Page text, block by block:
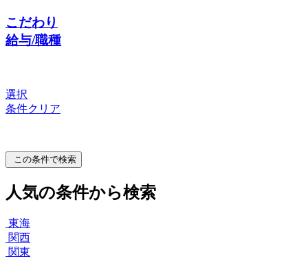
こだわり
給与/職種
選択
条件クリア
この条件で検索
人気の条件から検索
東海
関西
関東